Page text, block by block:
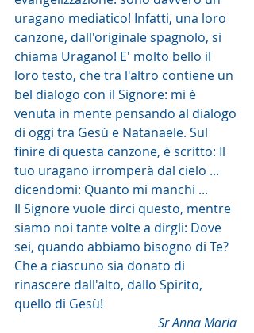
uragano mediatico! Infatti, una loro
canzone, dall'originale spagnolo, si
chiama Uragano! E' molto bello il
loro testo, che tra l'altro contiene un
bel dialogo con il Signore: mi è
venuta in mente pensando al dialogo
di oggi tra Gesù e Natanaele. Sul
finire di questa canzone, è scritto: Il
tuo uragano irromperà dal cielo ...
dicendomi: Quanto mi manchi ...
Il Signore vuole dirci questo, mentre
siamo noi tante volte a dirgli: Dove
sei, quando abbiamo bisogno di Te?
Che a ciascuno sia donato di
rinascere dall'alto, dallo Spirito,
quello di Gesù!
Sr Anna Maria